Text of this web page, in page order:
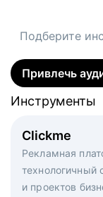
Подберите
Привлечь
Clickme
Рекламная
технологичный
и проектов
Инструменты
Вакансия дня
Рекламный
hh.ru.
Инструменты
Массовый
кандидатов и
маркетологи,
hh.ru с целым
Инструменты